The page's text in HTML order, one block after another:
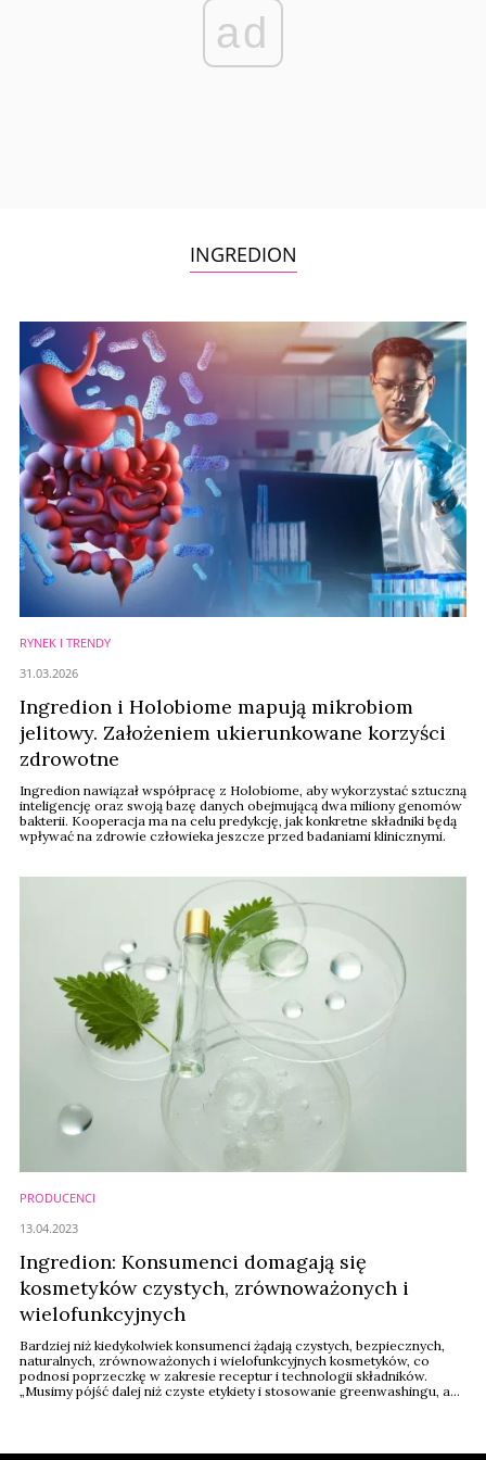
ad
INGREDION
RYNEK I TRENDY
Ingredion i Holobiome mapują mikrobiom
jelitowy. Założeniem ukierunkowane korzyści
zdrowotne
Ingredion nawiązał współpracę z Holobiome, aby wykorzystać sztuczną
inteligencję oraz swoją bazę danych obejmującą dwa miliony genomów
bakterii. Kooperacja ma na celu predykcję, jak konkretne składniki będą
wpływać na zdrowie człowieka jeszcze przed badaniami klinicznymi.
31.03.2026
PRODUCENCI
Ingredion: Konsumenci domagają się
kosmetyków czystych, zrównoważonych i
wielofunkcyjnych
Bardziej niż kiedykolwiek konsumenci żądają czystych, bezpiecznych,
naturalnych, zrównoważonych i wielofunkcyjnych kosmetyków, co
podnosi poprzeczkę w zakresie receptur i technologii składników.
„Musimy pójść dalej niż czyste etykiety i stosowanie greenwashingu, aby
13.04.2023